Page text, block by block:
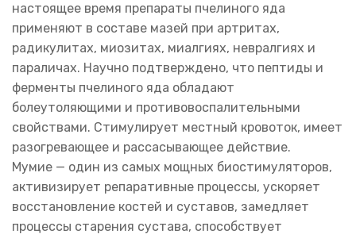
настоящее время препараты пчелиного яда
применяют в составе мазей при артритах,
радикулитах, миозитах, миалгиях, невралгиях и
параличах. Научно подтверждено, что пептиды и
ферменты пчелиного яда обладают
болеутоляющими и противовоспалительными
свойствами. Стимулирует местный кровоток, имеет
разогревающее и рассасывающее действие.
Мумие — один из самых мощных биостимуляторов,
активизирует репаративные процессы, ускоряет
восстановление костей и суставов, замедляет
процессы старения сустава, способствует